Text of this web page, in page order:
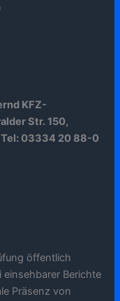
KFZ-
Str. 150,
Tel: 03334 20 88-0
öffentlich
Berichte
Präsenz von